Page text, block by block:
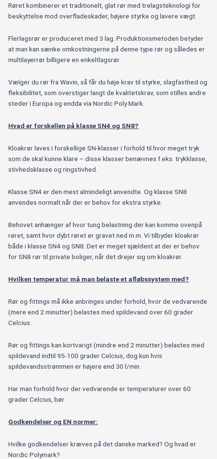
Røret kombinerer et traditionelt, glat rør med trelagsteknologi for
beskyttelse mod overfladeskader, højere styrke og lavere vægt.
Flerlagsrør er produceret med 3 lag. Produktionsmetoden betyder
at man kan sænke omkostningerne på denne type rør og således er
multilayerrør billigere en enkeltlagsrør.
Vælger du rør fra Wavin, så får du høje krav til styrke, slagfasthed og
fleksibilitet, som overstiger langt de kvalitetskrav, som stilles andre
steder i Europa og endda via Nordic Poly Mark.
Hvad er forskellen på klasse SN4 og SN8?
Kloakrør laves i forskellige SN-klasser i forhold til hvor meget tryk
som de skal kunne klare – disse klasser benævnes f.eks. trykklasse,
stivhedsklasse og ringstivhed.
Klasse SN4 er den mest almindeligt anvendte. Og klasse SN8
anvendes normalt når der er behov for ekstra styrke.
Behovet anhænger af hvor tung belastning der kan komme ovenpå
røret, samt hvor dybt røret er gravet ned m.m. Vi tilbyder kloakrør
både i klasse SN4 og SN8. Det er meget sjældent at der er behov
for SN8 rør til private boliger, når det drejer sig om kloakrør.
Hvilken temperatur må man belaste et afløbssystem med?
Rør og fittings må ikke anbringes under forhold, hvor de vedvarende
(mere end 2 minutter) belastes med spildevand over 60 grader
Celcius.
Rør og fittings kan kortvarigt (mindre end 2 minutter) belastes med
spildevand indtil 95-100 grader Celcius, dog kun hvis
spildevandsstrømmen er højere end 30 l/min.
Har man forhold hvor der vedvarende er temperaturer over 60
grader Celcius, bør
Godkendelser og EN normer:
Hvilke godkendelser kræves på det danske marked? Og hvad er
Nordic Polymark?